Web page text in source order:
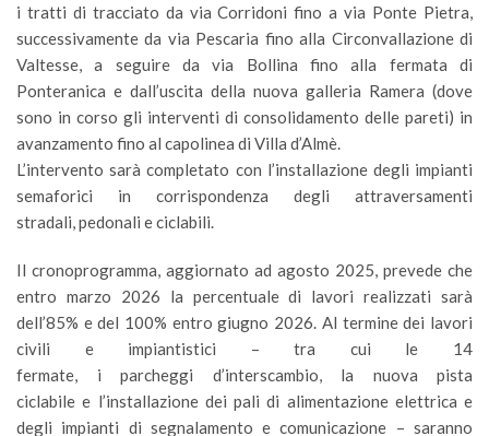
i tratti di tracciato da via Corridoni fino a via Ponte Pietra,
successivamente da via Pescaria fino alla Circonvallazione di
Valtesse, a seguire da via Bollina fino alla fermata di
Ponteranica e dall’uscita della nuova galleria Ramera (dove
sono in corso gli interventi di consolidamento delle pareti) in
avanzamento fino al capolinea di Villa d’Almè.
L’intervento sarà completato con l’installazione degli impianti
semaforici in corrispondenza degli attraversamenti
stradali, pedonali e ciclabili.
Il cronoprogramma, aggiornato ad agosto 2025, prevede che
entro marzo 2026 la percentuale di lavori realizzati sarà
dell’85% e del 100% entro giugno 2026. Al termine dei lavori
civili e impiantistici – tra cui le 14
fermate, i parcheggi d’interscambio, la nuova pista
ciclabile e l’installazione dei pali di alimentazione elettrica e
degli impianti di segnalamento e comunicazione – saranno